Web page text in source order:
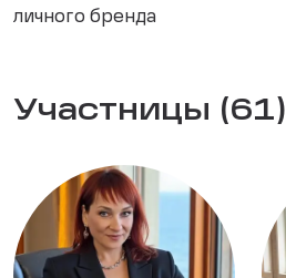
личного бренда
Участницы (61)